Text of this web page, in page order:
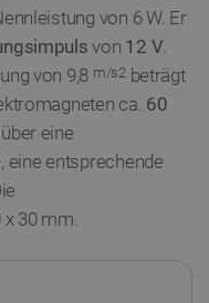
von 6 W. Er
von 12 V.
von 9,8 m/s2beträgt
ca. 60
eine
eine entsprechende
x 30 mm.